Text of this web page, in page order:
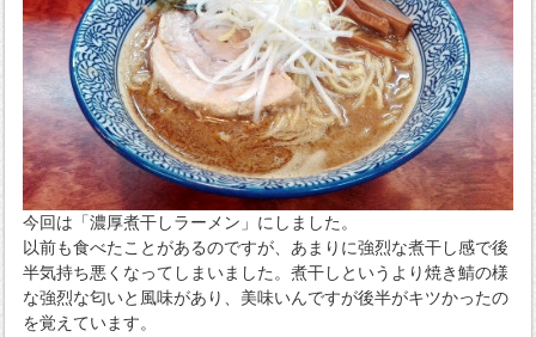
今回は「濃厚煮干しラーメン」にしました。
以前も食べたことがあるのですが、あまりに強烈な煮干し感で後
半気持ち悪くなってしまいました。煮干しというより焼き鯖の様
な強烈な匂いと風味があり、美味いんですが後半がキツかったの
を覚えています。